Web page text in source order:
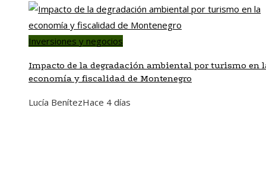
Inversiones y negocios
Impacto de la degradación ambiental por turismo en
economía y fiscalidad de Montenegro
Lucía BenítezHace 4 días